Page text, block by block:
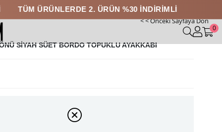
2. ÜRÜN %30 İNDİRİMLİ
0
< < Önceki Sayfaya Dön
SİYAH SÜET BORDO TOPUKLU AYAKKABI